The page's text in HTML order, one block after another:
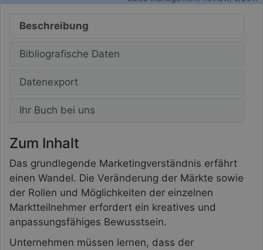
Beschreibung
Bibliografische Daten
Datenexport
Ihr Buch bei uns
Zum Inhalt
Das grundlegende Marketingverständnis erfährt
einen Wandel. Die Veränderung der Märkte sowie
der Rollen und Möglichkeiten der einzelnen
Marktteilnehmer erfordert ein kreatives und
anpassungsfähiges Bewusstsein.
Unternehmen müssen lernen, dass der